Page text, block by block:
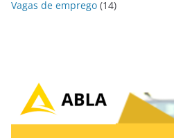
Vagas de emprego (14)